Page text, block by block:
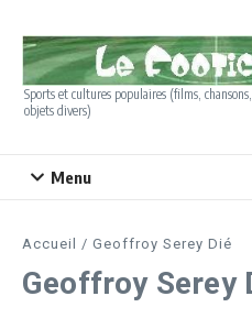
Sports et cultures populaires (films,
objets divers)
Menu
Accueil / Geoffroy Serey Dié
Geoffroy Serey